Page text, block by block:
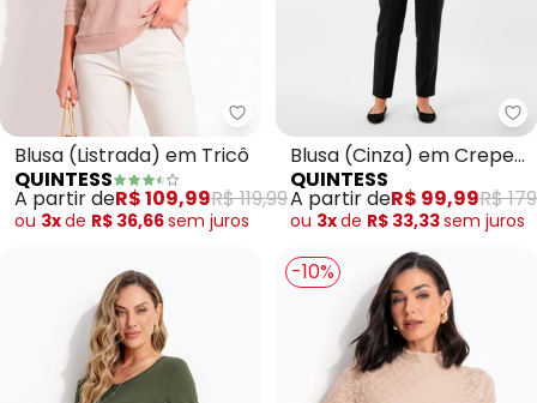
Quintess - Blusa (Listrada) em
Blusa (Listrada) em Tricô
QUINTESS
A partir deR$ 109,99R$ 119,99
ou 3xde R$ 36,66sem juros
Blusa (Cinza) em Crepe
Plano
QUINTESS
A partir deR$ 99,99R$
ou 3xde R$ 33,33sem juros
-10%